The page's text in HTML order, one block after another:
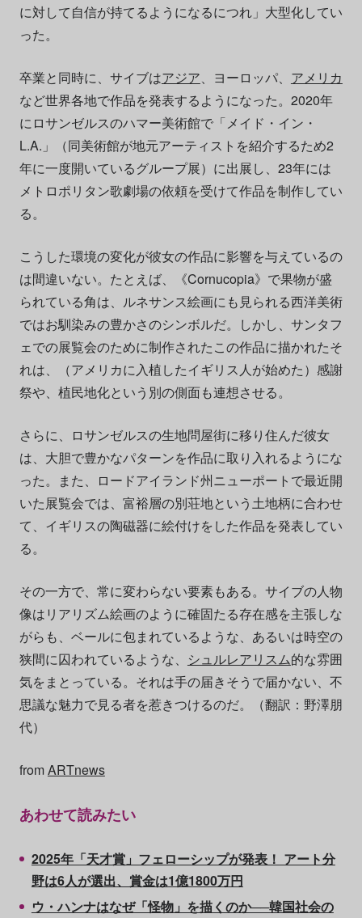
に対して自信が持てるようになるにつれ」大型化してい
った。
卒業と同時に、サイブはアジア、ヨーロッパ、 アメリカ
など世界各地で作品を発表するようになった。2020年
にロサンゼルスのハマー美術館で「メイド・イン・
L.A.」（同美術館が地元アーティストを紹介するため2
年に一度開いているグループ展）に出展し、23年には
メトロポリタン歌劇場の依頼を受けて作品を制作してい
る。
こうした環境の変化が彼女の作品に影響を与えているの
は間違いない。たとえば、《Cornucopia》で果物が盛
られている角は、ルネサンス絵画にも見られる西洋美術
ではお馴染みの豊かさのシンボルだ。しかし、サンタフ
ェでの展覧会のために制作されたこの作品に描かれたそ
れは、（アメリカに入植したイギリス人が始めた）感謝
祭や、植民地化という別の側面も連想させる。
さらに、ロサンゼルスの生地問屋街に移り住んだ彼女
は、大胆で豊かなパターンを作品に取り入れるようにな
った。また、ロードアイランド州ニューポートで最近開
いた展覧会では、富裕層の別荘地という土地柄に合わせ
て、イギリスの陶磁器に絵付けをした作品を発表してい
る。
その一方で、常に変わらない要素もある。サイブの人物
像はリアリズム絵画のように確固たる存在感を主張しな
がらも、ベールに包まれているような、あるいは時空の
狭間に囚われているような、 シュルレアリスム的な雰囲
気をまとっている。それは手の届きそうで届かない、不
思議な魅力で見る者を惹きつけるのだ。（翻訳：野澤朋
代）
fromARTnews
あわせて読みたい
2025年「天才賞」フェローシップが発表！ アート分
野は6人が選出、賞金は1億1800万円
ウ・ハンナはなぜ「怪物」を描くのか──韓国社会の